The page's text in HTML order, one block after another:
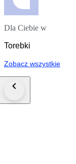
Dla Ciebie w
Torebki
Zobacz wszystkie